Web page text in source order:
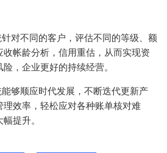
对不同的客户，评估不同的等级、额
收帐龄分析，信用重估，从而实现资
，企业更好的持续经营。
够顺应时代发展，不断迭代更新产
效率，轻松应对各种账单核对难
提升。